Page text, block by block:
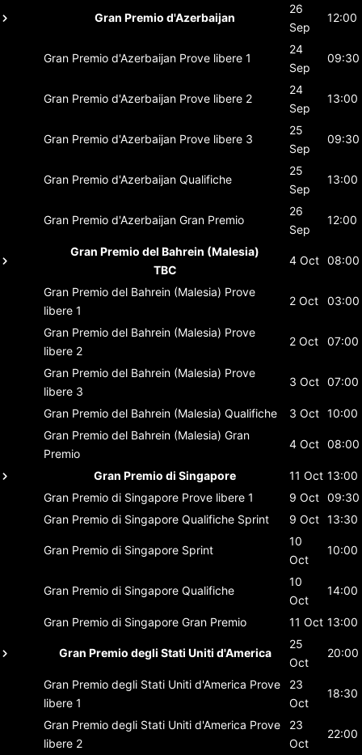
Gran Premio d'Azerbaijan
26
Sep
12:00
Gran Premio d'Azerbaijan Prove libere 1
24
Sep
09:30
Gran Premio d'Azerbaijan Prove libere 2
24
Sep
13:00
Gran Premio d'Azerbaijan Prove libere 3
25
Sep
09:30
Gran Premio d'Azerbaijan Qualifiche
25
Sep
13:00
Gran Premio d'Azerbaijan Gran Premio
26
Sep
12:00
Gran Premio del Bahrein (Malesia)
TBC
4 Oct 08:00
Gran Premio del Bahrein (Malesia) Prove
libere 1
2 Oct 03:00
Gran Premio del Bahrein (Malesia) Prove
libere 2
2 Oct 07:00
Gran Premio del Bahrein (Malesia) Prove
libere 3
3 Oct 07:00
Gran Premio del Bahrein (Malesia) Qualifiche 3 Oct 10:00
Gran Premio del Bahrein (Malesia) Gran
Premio
4 Oct 08:00
Gran Premio di Singapore 11 Oct 13:00
Gran Premio di Singapore Prove libere 1 9 Oct 09:30
Gran Premio di Singapore Qualifiche Sprint 9 Oct 13:30
Gran Premio di Singapore Sprint
10
Oct
10:00
Gran Premio di Singapore Qualifiche
10
Oct
14:00
Gran Premio di Singapore Gran Premio 11 Oct 13:00
Gran Premio degli Stati Uniti d'America
25
Oct
20:00
Gran Premio degli Stati Uniti d'America Prove
libere 1
23
Oct
18:30
Gran Premio degli Stati Uniti d'America Prove
libere 2
23
Oct
22:00